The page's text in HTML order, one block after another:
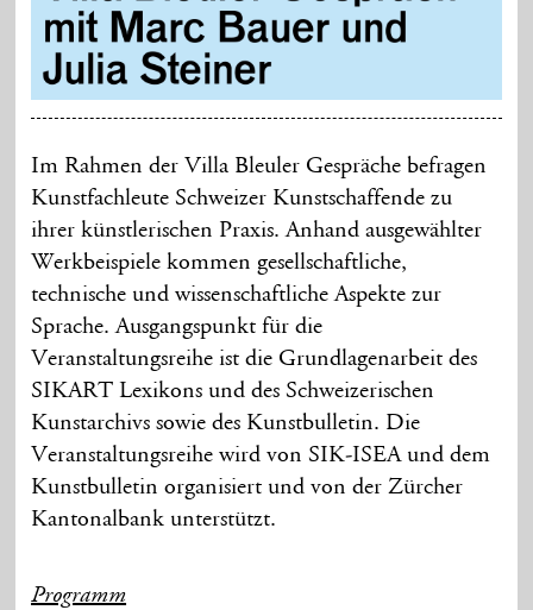
Im Rahmen der Villa Bleuler Gespräche befragen
Kunstfachleute Schweizer Kunstschaffende zu
ihrer künstlerischen Praxis. Anhand ausgewählter
Werkbeispiele kommen gesellschaftliche,
technische und wissenschaftliche Aspekte zur
Sprache. Ausgangspunkt für die
Veranstaltungsreihe ist die Grundlagenarbeit des
SIKART Lexikons und des Schweizerischen
Kunstarchivs sowie des Kunstbulletin. Die
Veranstaltungsreihe wird von SIK-ISEA und dem
Kunstbulletin organisiert und von der Zürcher
Kantonalbank unterstützt.
Programm